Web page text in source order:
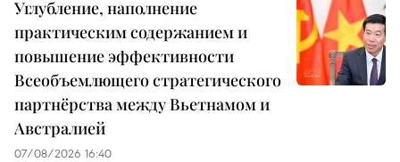
Углубление, наполнение
практическим содержанием и
повышение эффективности
Всеобъемлющего стратегического
партнёрства между Вьетнамом и
Австралией
07/08/2026 16:40